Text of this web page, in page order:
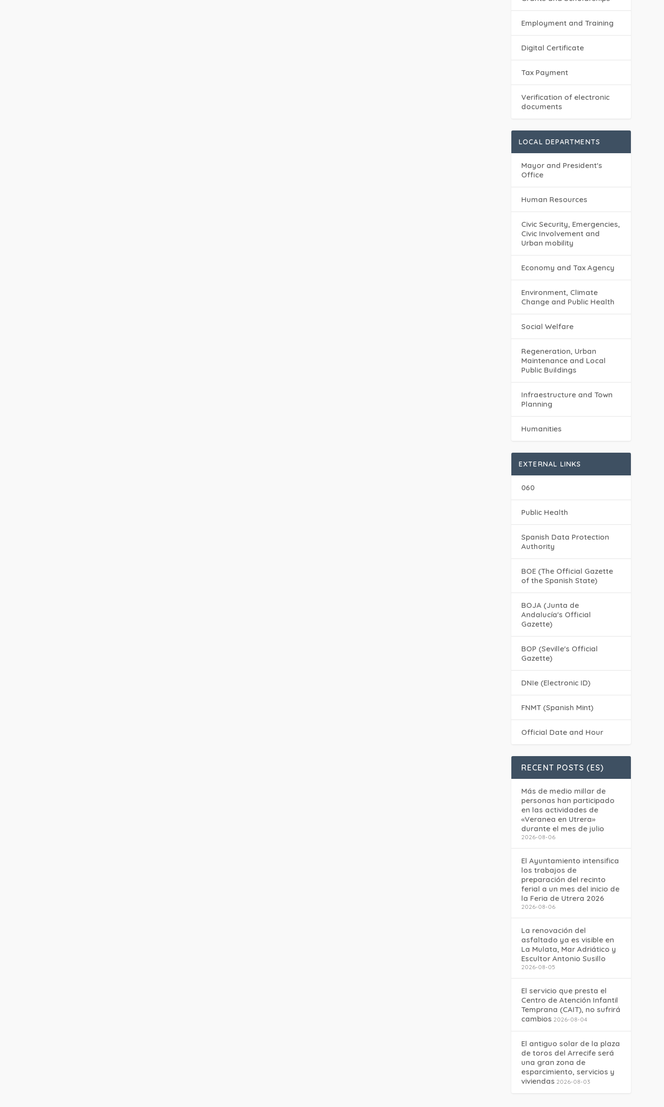
Employment and Training
Digital Certificate
Tax Payment
Verification of electronic
documents
LOCAL DEPARTMENTS
Mayor and President's
Office
Human Resources
Civic Security, Emergencies,
Civic Involvement and
Urban mobility
Economy and Tax Agency
Environment, Climate
Change and Public Health
Social Welfare
Regeneration, Urban
Maintenance and Local
Public Buildings
Infraestructure and Town
Planning
Humanities
EXTERNAL LINKS
060
Public Health
Spanish Data Protection
Authority
BOE (The Official Gazette
of the Spanish State)
BOJA (Junta de
Andalucía's Official
Gazette)
BOP (Seville's Official
Gazette)
DNIe (Electronic ID)
FNMT (Spanish Mint)
Official Date and Hour
RECENT POSTS (ES)
Más de medio millar de
personas han participado
en las actividades de
«Veranea en Utrera»
durante el mes de julio
2026-08-06
El Ayuntamiento intensifica
los trabajos de
preparación del recinto
ferial a un mes del inicio de
la Feria de Utrera 2026
2026-08-06
La renovación del
asfaltado ya es visible en
La Mulata, Mar Adriático y
Escultor Antonio Susillo
2026-08-05
El servicio que presta el
Centro de Atención Infantil
Temprana (CAIT), no sufrirá
cambios 2026-08-04
El antiguo solar de la plaza
de toros del Arrecife será
una gran zona de
esparcimiento, servicios y
viviendas 2026-08-03